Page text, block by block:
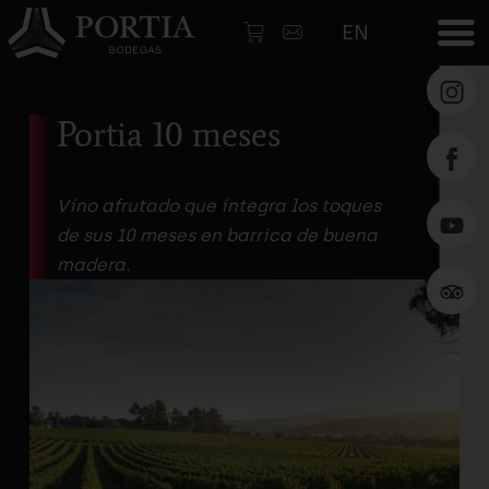
tu
Vinos
EN
Portia 10 meses
Vino afrutado que integra los toques
de sus 10 meses en barrica de buena
madera.